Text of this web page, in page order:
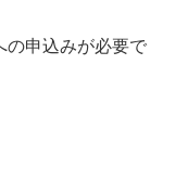
の申込みが必要で